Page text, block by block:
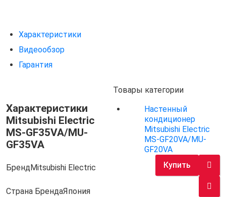
Характеристики
Видеообзор
Гарантия
Характеристики
Mitsubishi Electric
MS-GF35VA/MU-
GF35VA
БрендMitsubishi Electric
Страна БрендаЯпония
Товары категории
Настенный
кондиционер
Mitsubishi Electric
MS-GF20VA/MU-
GF20VA
Купить